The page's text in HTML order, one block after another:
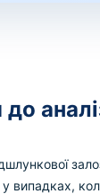
випадках,